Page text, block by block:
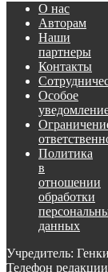
О нас
Авторам
Наши
партнеры
Контакты
Особое
Политика
в
отношении
обработки
данных
Учредитель:
Телефон